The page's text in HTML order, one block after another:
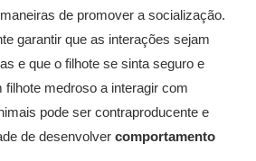
de promover a socialização.
garantir que as interações sejam
e que o filhote se sinta seguro e
medroso a interagir com
pode ser contraproducente e
de desenvolver comportamento